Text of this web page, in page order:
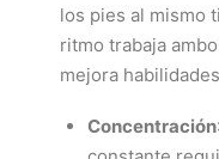
los pies al mismo
ritmo trabaja
mejora
Concentración